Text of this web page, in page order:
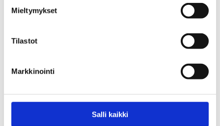
Mieltymykset
Tilastot
Markkinointi
Salli kaikki